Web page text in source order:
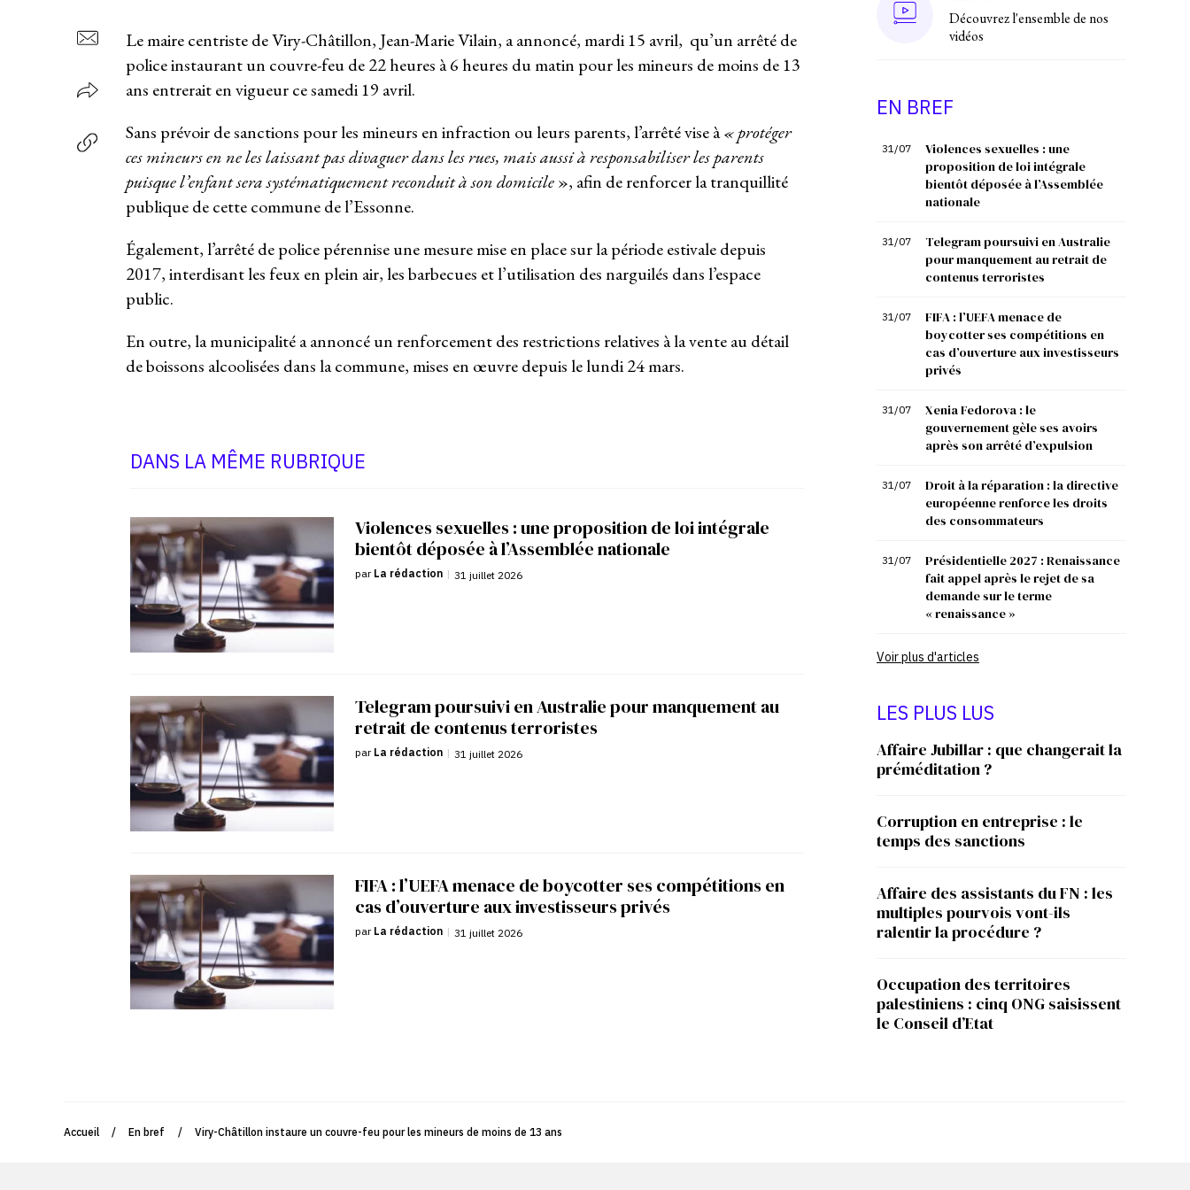
Le maire centriste de Viry-Châtillon, Jean-Marie Vilain, a annoncé, mardi 15 avril, qu’un arrêté de
police instaurant un couvre-feu de 22 heures à 6 heures du matin pour les mineurs de moins de 13
ans entrerait en vigueur ce samedi 19 avril.
Sans prévoir de sanctions pour les mineurs en infraction ou leurs parents, l’arrêté vise à« protéger
ces mineurs en ne les laissant pas divaguer dans les rues, mais aussi à responsabiliser les parents
puisque l’enfant sera systématiquement reconduit à son domicile», afin de renforcer la tranquillité
publique de cette commune de l’Essonne.
Également, l’arrêté de police pérennise une mesure mise en place sur la période estivale depuis
2017, interdisant les feux en plein air, les barbecues et l’utilisation des narguilés dans l’espace
public.
En outre, la municipalité a annoncé un renforcement des restrictions relatives à la vente au détail
de boissons alcoolisées dans la commune, mises en œuvre depuis le lundi 24 mars.
DANS LA MÊME RUBRIQUE
Violences sexuelles : une proposition de loi intégrale
bientôt déposée à l’Assemblée nationale
par La rédaction | 31 juillet 2026
Telegram poursuivi en Australie pour manquement au
retrait de contenus terroristes
par La rédaction | 31 juillet 2026
FIFA : l’UEFA menace de boycotter ses compétitions en
cas d’ouverture aux investisseurs privés
par La rédaction | 31 juillet 2026
Découvrez l'ensemble de nos
vidéos
EN BREF
31/07
Violences sexuelles : une
proposition de loi intégrale
bientôt déposée à l’Assemblée
nationale
31/07
Telegram poursuivi en Australie
pour manquement au retrait de
contenus terroristes
31/07
FIFA : l’UEFA menace de
boycotter ses compétitions en
cas d’ouverture aux investisseurs
privés
31/07
Xenia Fedorova : le
gouvernement gèle ses avoirs
après son arrêté d’expulsion
31/07
Droit à la réparation : la directive
européenne renforce les droits
des consommateurs
31/07
Présidentielle 2027 : Renaissance
fait appel après le rejet de sa
demande sur le terme
« renaissance »
Voir plus d'articles
LES PLUS LUS
Affaire Jubillar : que changerait la
préméditation ?
Corruption en entreprise : le
temps des sanctions
Affaire des assistants du FN : les
multiples pourvois vont-ils
ralentir la procédure ?
Occupation des territoires
palestiniens : cinq ONG saisissent
le Conseil d’Etat
Accueil / En bref / Viry-Châtillon instaure un couvre-feu pour les mineurs de moins de 13 ans